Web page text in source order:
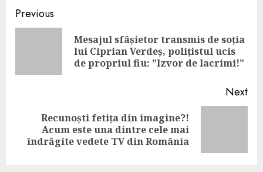
Continue
Reading
Previous
Mesajul sfâșietor transmis de soția
lui Ciprian Verdeș, polițistul ucis
de propriul fiu: ”Izvor de lacrimi!”
Next
post:
Recunoști fetița din imagine?!
Acum este una dintre cele mai
îndrăgite vedete TV din România